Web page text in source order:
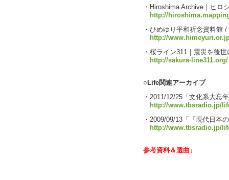
・Hiroshima Archive｜ヒロ
http://
・ひめゆり平和祈念資料館
http://
・桜ライン311｜震災を後
http://sakura-line311.org/
○Life関連アーカイブ
・2011/12/25「文化系大忘
http://www.tbsradio.jp/
・2009/09/13「『現代日本
http://www.tbsradio.jp/
参考資料＆選曲↓